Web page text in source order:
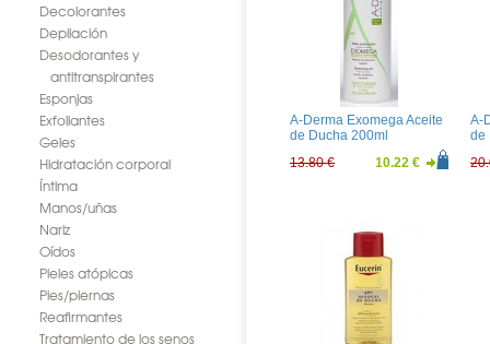
Decolorantes
Depilación
Desodorantes y
antitranspirantes
Esponjas
Exfoliantes
Geles
Hidratación corporal
Íntima
Manos/uñas
Nariz
Oídos
Pieles atópicas
Pies/piernas
Reafirmantes
Tratamiento de los senos
A-Derma Exomega Aceite
de Ducha 200ml
13.80 €
10.22 €
A-
de